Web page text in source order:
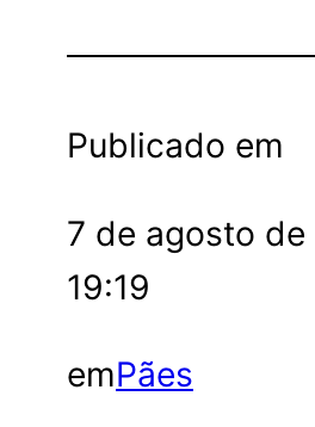
Publicado em
7 de agosto de
19:19
emPães